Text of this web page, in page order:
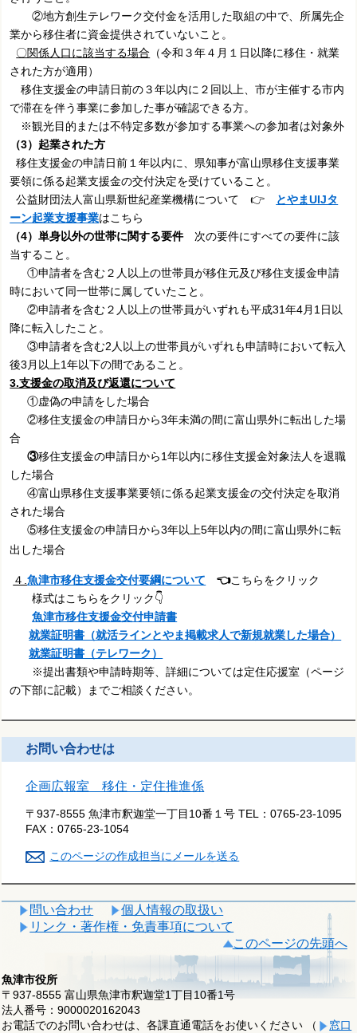
②地方創生テレワーク交付金を活用した取組の中で、所属先企
業から移住者に資金提供されていないこと。
〇関係人口に該当する場合 （令和３年４月１日以降に移住・就業
された方が適用）
移住支援金の申請日前の３年以内に２回以上、市が主催する市内
で滞在を伴う事業に参加した事が確認できる方。
※観光目的または不特定多数が参加する事業への参加者は対象外
（3）起業された方
移住支援金の申請日前１年以内に、県知事が富山県移住支援事業
要領に係る起業支援金の交付決定を受けていること。
公益財団法人富山県新世紀産業機構について 👉
とやまUIJタ
ーン起業支援事業はこちら
（4）単身以外の世帯に関する要件 次の要件にすべての要件に該
当すること。
①申請者を含む２人以上の世帯員が移住元及び移住支援金申請
時において同一世帯に属していたこと。
②申請者を含む２人以上の世帯員がいずれも平成31年4月1日以
降に転入したこと。
③申請者を含む2人以上の世帯員がいずれも申請時において転入
後3月以上1年以下の間であること。
3.支援金の取消及び返還について
①虚偽の申請をした場合
②移住支援金の申請日から3年未満の間に富山県外に転出した場
合
③移住支援金の申請日から1年以内に移住支援金対象法人を退職
した場合
④富山県移住支援事業要領に係る起業支援金の交付決定を取消
された場合
⑤移住支援金の申請日から3年以上5年以内の間に富山県外に転
出した場合
４.魚津市移住支援金交付要綱について 👈こちらをクリック
様式はこちらをクリック👇
魚津市移住支援金交付申請書
就業証明書（就活ラインとやま掲載求人で新規就業した場合）
就業証明書（テレワーク）
※提出書類や申請時期等、詳細については定住応援室（ページ
の下部に記載）までご相談ください。
お問い合わせは
企画広報室 移住・定住推進係
〒937-8555 魚津市釈迦堂一丁目10番１号 TEL：0765-23-1095
FAX：0765-23-1054
このページの作成担当にメールを送る
問い合わせ
個人情報の取扱い
リンク・著作権・免責事項について
このページの先頭へ
魚津市役所
〒937-8555 富山県魚津市釈迦堂1丁目10番1号
法人番号：9000020162043
お電話でのお問い合わせは、各課直通電話をお使いください （
窓口